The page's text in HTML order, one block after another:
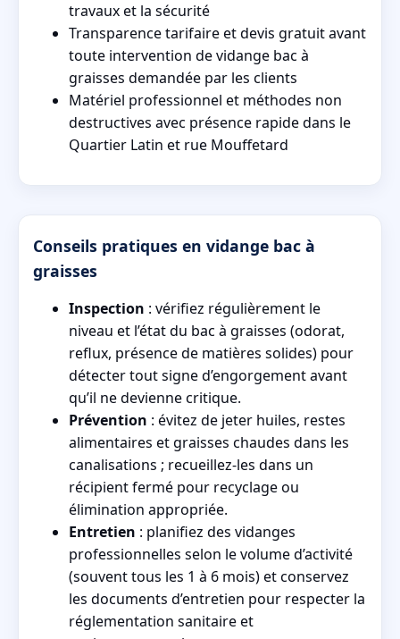
travaux et la sécurité
Transparence tarifaire et devis gratuit avant
toute intervention de vidange bac à
graisses demandée par les clients
Matériel professionnel et méthodes non
destructives avec présence rapide dans le
Quartier Latin et rue Mouffetard
Conseils pratiques en vidange bac à
graisses
Inspection : vérifiez régulièrement le
niveau et l’état du bac à graisses (odorat,
reflux, présence de matières solides) pour
détecter tout signe d’engorgement avant
qu’il ne devienne critique.
Prévention : évitez de jeter huiles, restes
alimentaires et graisses chaudes dans les
canalisations ; recueillez-les dans un
récipient fermé pour recyclage ou
élimination appropriée.
Entretien : planifiez des vidanges
professionnelles selon le volume d’activité
(souvent tous les 1 à 6 mois) et conservez
les documents d’entretien pour respecter la
réglementation sanitaire et